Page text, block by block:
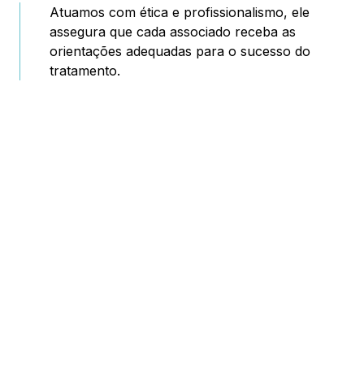
Atuamos com ética e profissionalismo, ele
assegura que cada associado receba as
orientações adequadas para o sucesso do
tratamento.